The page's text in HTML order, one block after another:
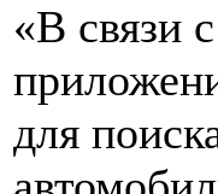
«В связи
для